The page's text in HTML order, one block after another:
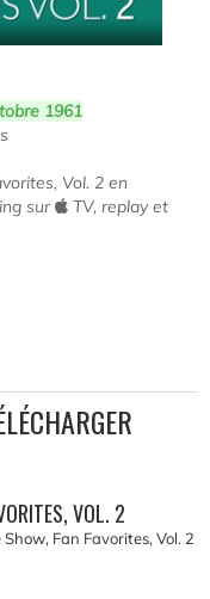
1961
Vol. 2 en
sur
TV, replay et
VOL. 2
Fan Favorites, Vol. 2